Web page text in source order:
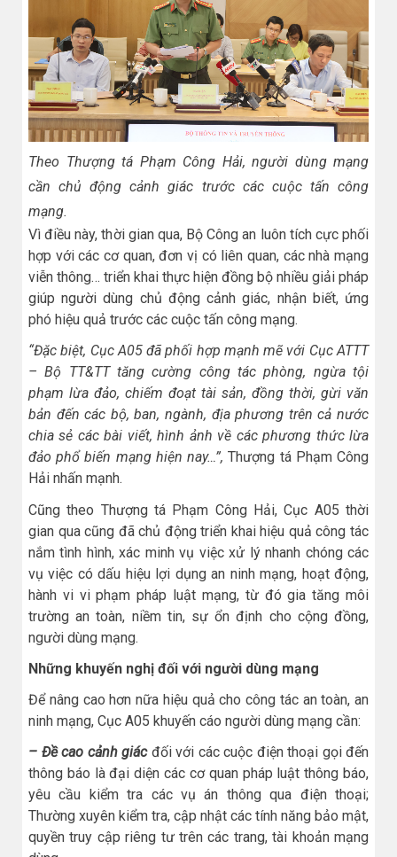
Theo Thượng tá Phạm Công Hải, người dùng mạng
cần chủ động cảnh giác trước các cuộc tấn công
mạng.
Vì điều này, thời gian qua, Bộ Công an luôn tích cực phối
hợp với các cơ quan, đơn vị có liên quan, các nhà mạng
viễn thông… triển khai thực hiện đồng bộ nhiều giải pháp
giúp người dùng chủ động cảnh giác, nhận biết, ứng
phó hiệu quả trước các cuộc tấn công mạng.
“Đặc biệt, Cục A05 đã phối hợp mạnh mẽ với Cục ATTT
– Bộ TT&TT tăng cường công tác phòng, ngừa tội
phạm lừa đảo, chiếm đoạt tài sản, đồng thời, gừi văn
bản đến các bộ, ban, ngành, địa phương trên cả nước
chia sẻ các bài viết, hình ảnh về các phương thức lừa
đảo phổ biến mạng hiện nay…”, Thượng tá Phạm Công
Hải nhấn mạnh.
Cũng theo Thượng tá Phạm Công Hải, Cục A05 thời
gian qua cũng đã chủ động triển khai hiệu quả công tác
nắm tình hình, xác minh vụ việc xử lý nhanh chóng các
vụ việc có dấu hiệu lợi dụng an ninh mạng, hoạt động,
hành vi vi phạm pháp luật mạng, từ đó gia tăng môi
trường an toàn, niềm tin, sự ổn định cho cộng đồng,
người dùng mạng.
Những khuyến nghị đối với người dùng mạng
Để nâng cao hơn nữa hiệu quả cho công tác an toàn, an
ninh mạng, Cục A05 khuyến cáo người dùng mạng cần:
– Đề cao cảnh giácđối với các cuộc điện thoại gọi đến
thông báo là đại diện các cơ quan pháp luật thông báo,
yêu cầu kiểm tra các vụ án thông qua điện thoại;
Thường xuyên kiểm tra, cập nhật các tính năng bảo mật,
quyền truy cập riêng tư trên các trang, tài khoản mạng